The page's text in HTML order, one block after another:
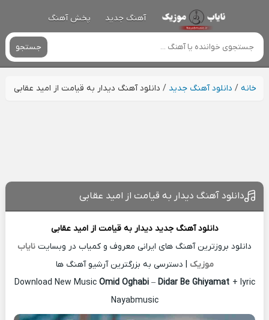
آهنگ جدید پخش آهنگ
جستجو
خانه/ دانلود آهنگ جدید / دانلود آهنگ دیدار به قیامت از امید عقابی
دانلود آهنگ دیدار به قیامت از امید عقابی
دانلود آهنگ جدید دیدار به قیامت ازامید عقابی
دانلود بروزترین آهنگ های ایرانی معروف و کمیاب در وبسایت نایاب
موزیک | دسترسی به بزرگترین آرشیو آهنگ ها
Download New Music Omid Oghabi– Didar Be Ghiyamat + lyric
Nayabmusic